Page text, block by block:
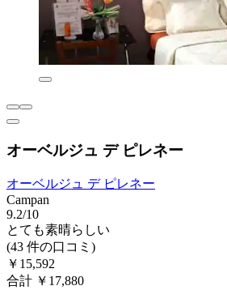
オーベルジュ デ ピレネー
オーベルジュ デ ピレネー
Campan
9.2/10
とても素晴らしい
(43 件の口コミ)
￥15,592
合計 ￥17,880